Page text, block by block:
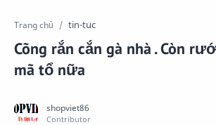
Trang chủ tin-tuc
Cõng rắn cắn gà nhà . Còn
mã tổ nữa